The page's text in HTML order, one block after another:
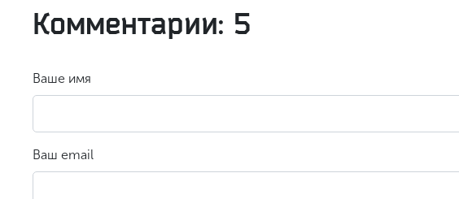
Комментарии: 5
Ваше имя
Ваш email